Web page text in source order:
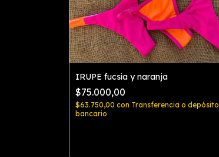
IRUPE fucsia y naranja
$75.000,00
$63.750,00 con Transferencia o depósito
bancario